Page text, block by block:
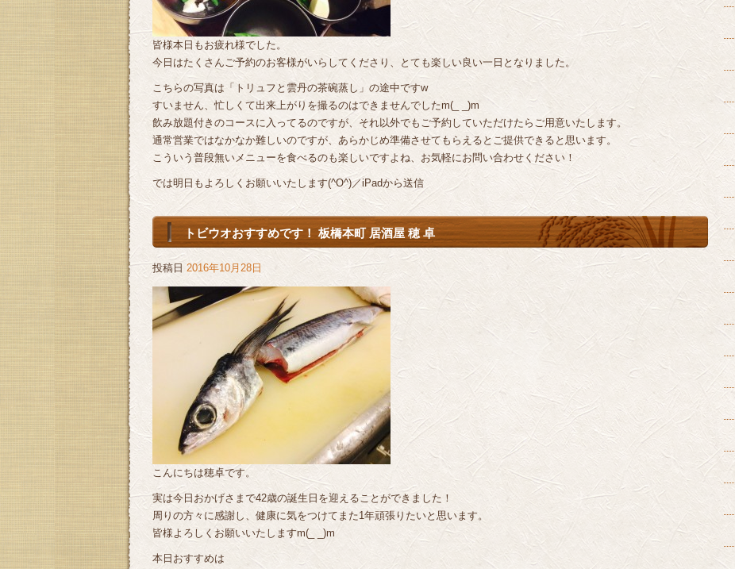
皆様本日もお疲れ様でした。
今日はたくさんご予約のお客様がいらしてくださり、とても楽しい良い一日となりました。
こちらの写真は「トリュフと雲丹の茶碗蒸し」の途中ですw
すいません、忙しくて出来上がりを撮るのはできませんでしたm(_ _)m
飲み放題付きのコースに入ってるのですが、それ以外でもご予約していただけたらご用意いたします。
通常営業ではなかなか難しいのですが、あらかじめ準備させてもらえるとご提供できると思います。
こういう普段無いメニューを食べるのも楽しいですよね、お気軽にお問い合わせください！
では明日もよろしくお願いいたします(^O^)／iPadから送信
トビウオおすすめです！ 板橋本町 居酒屋 穂 卓
投稿日 2016年10月28日
こんにちは穂卓です。
実は今日おかげさまで42歳の誕生日を迎えることができました！
周りの方々に感謝し、健康に気をつけてまた1年頑張りたいと思います。
皆様よろしくお願いいたしますm(_ _)m
本日おすすめは